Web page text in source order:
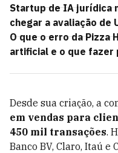
Startup de IA jurídica
chegar a avaliação de
O que o erro da Pizza
artificial e o que fazer
Desde sua criação, a
em vendas para
450 mil transações.
Banco BV, Claro, Itaú e